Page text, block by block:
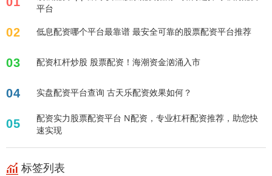
平台
02 低息配资哪个平台最靠谱 最安全可靠的股票配资平台推荐
03 配资杠杆炒股 股票配资！海潮资金汹涌入市
04 实盘配资平台查询 古天乐配资效果如何？
05
配资实力股票配资平台 N配资，专业杠杆配资推荐，助您快
速实现
标签列表